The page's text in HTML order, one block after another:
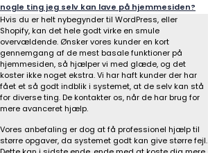
nogle ting jeg selv kan lave på hjemmesiden?
Hvis du er helt nybegynder til WordPress, eller
Shopify, kan det hele godt virke en smule
overvældende. Ønsker vores kunder en kort
gennemgang af de mest basale funktioner på
hjemmesiden, så hjælper vi med glæde, og det
koster ikke noget ekstra. Vi har haft kunder der har
fået et så godt indblik i systemet, at de selv kan stå
for diverse ting. De kontakter os, når de har brug for
mere avanceret hjælp.
Vores anbefaling er dog at få professionel hjælp til
større opgaver, da systemet godt kan give større fejl.